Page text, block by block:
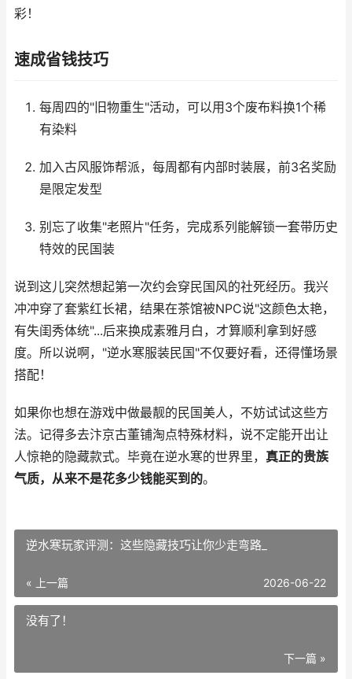
彩！
速成省钱技巧
每周四的"旧物重生"活动，可以用3个废布料换1个稀
有染料
加入古风服饰帮派，每周都有内部时装展，前3名奖励
是限定发型
别忘了收集"老照片"任务，完成系列能解锁一套带历史
特效的民国装
说到这儿突然想起第一次约会穿民国风的社死经历。我兴
冲冲穿了套紫红长裙，结果在茶馆被NPC说"这颜色太艳，
有失闺秀体统"...后来换成素雅月白，才算顺利拿到好感
度。所以说啊，"逆水寒服装民国"不仅要好看，还得懂场景
搭配！
如果你也想在游戏中做最靓的民国美人，不妨试试这些方
法。记得多去汴京古董铺淘点特殊材料，说不定能开出让
人惊艳的隐藏款式。毕竟在逆水寒的世界里， 真正的贵族
气质，从来不是花多少钱能买到的。
逆水寒玩家评测：这些隐藏技巧让你少走弯路_
« 上一篇 2026-06-22
没有了！
下一篇 »